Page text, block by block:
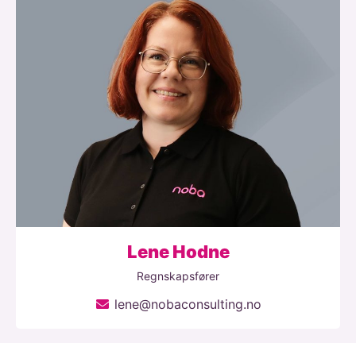
Lene Hodne
Regnskapsfører
lene@nobaconsulting.no